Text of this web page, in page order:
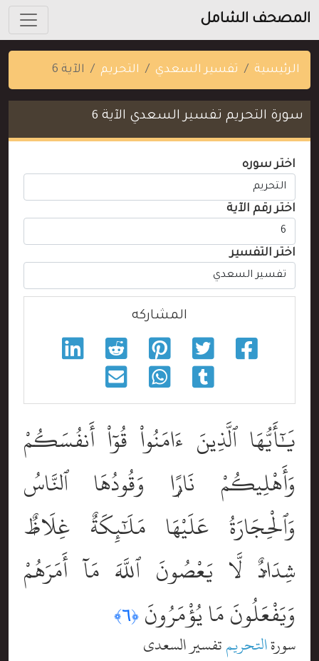
المصحف الشامل
الرئيسية تفسير السعدي التحريم الآية 6
سورة التحريم تفسير السعدي الآية 6
اختر سوره
اختر رقم الآية
اختر التفسير
المشاركه
يَٰٓأَيُّهَا ٱلَّذِينَ ءَامَنُواْ قُوٓاْ أَنفُسَكُمْ
وَأَهْلِيكُمْ نَارًۭا وَقُودُهَا ٱلنَّاسُ
وَٱلْحِجَارَةُ عَلَيْهَا مَلَٰٓئِكَةٌ غِلَاظٌۭ
شِدَادٌۭ لَّا يَعْصُونَ ٱللَّهَ مَآ أَمَرَهُمْ
وَيَفْعَلُونَ مَا يُؤْمَرُونَ ﴿٦﴾
سورةالتحريمتفسير السعدي